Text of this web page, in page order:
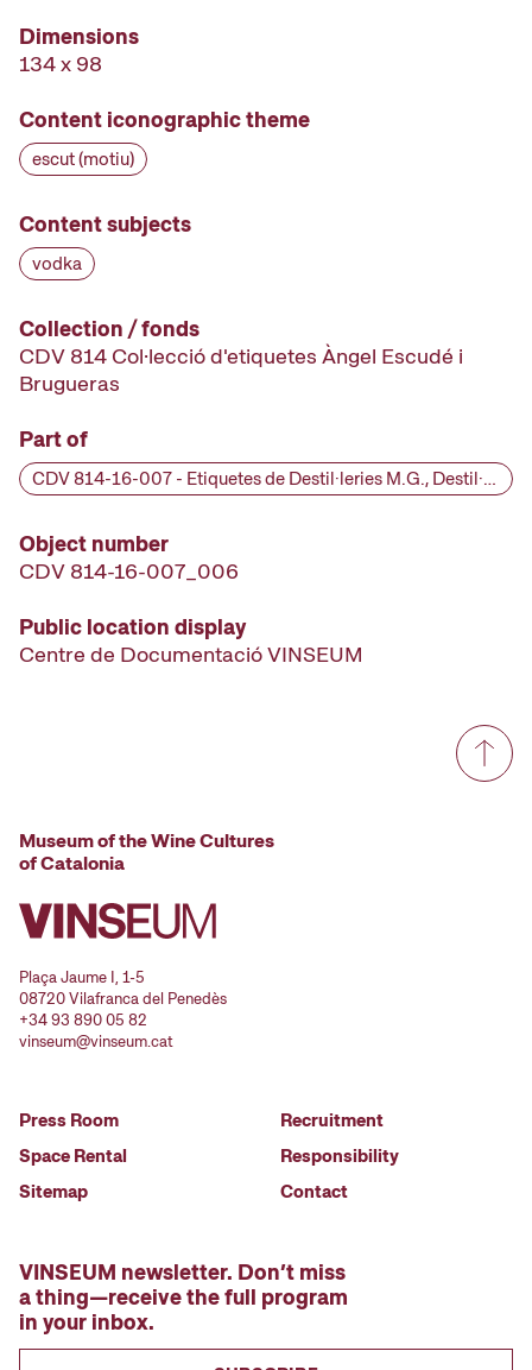
Dimensions
134 x 98
Content iconographic theme
escut (motiu)
Content subjects
vodka
Collection / fonds
CDV 814 Col·lecció d'etiquetes Àngel Escudé i
Brugueras
Part of
CDV 814-16-007 - Etiquetes de Destil·leries M.G., Destil·leries M.G., segle XX
Object number
CDV 814-16-007_006
Public location display
Centre de Documentació VINSEUM
Museum of the Wine Cultures
of Catalonia
Plaça Jaume I, 1-5
08720 Vilafranca del Penedès
+34 93 890 05 82
vinseum@vinseum.cat
Press Room
Space Rental
Sitemap
Recruitment
Responsibility
Contact
VINSEUM newsletter. Don’t miss
a thing—receive the full program
in your inbox.